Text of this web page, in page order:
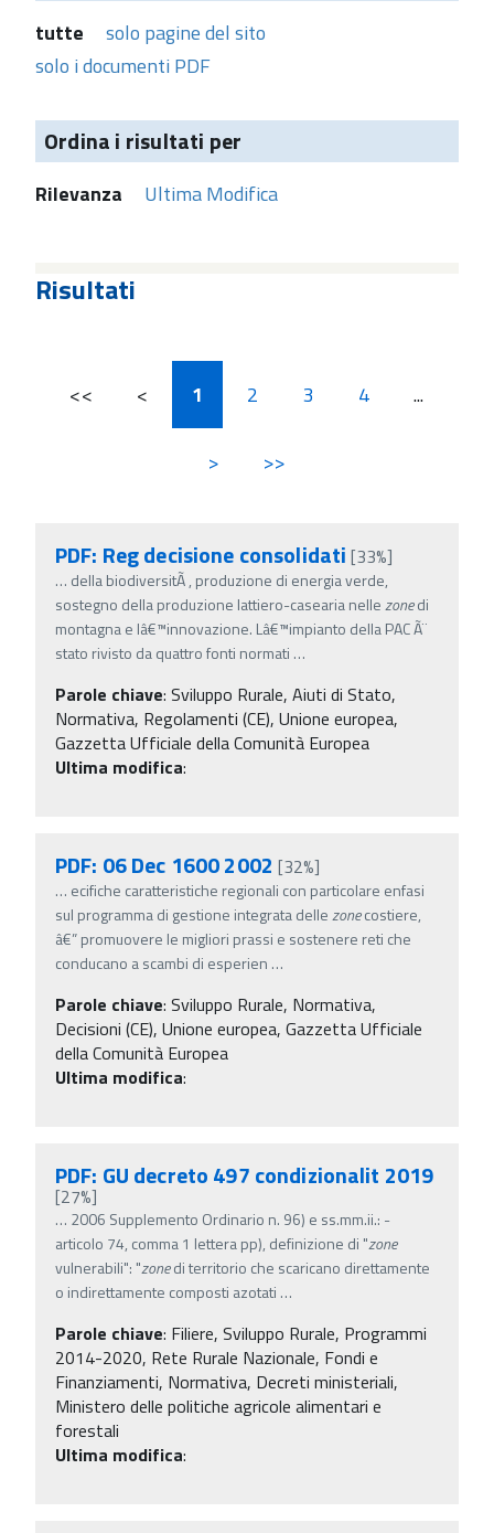
tutte
solo pagine del sito
solo i documenti PDF
Ordina i risultati per
Rilevanza Ultima Modifica
Risultati
<< < 1 2 3 4 ...
> >>
PDF: Reg decisione consolidati [33%]
… della biodiversitÃ , produzione di energia verde,
sostegno della produzione lattiero-casearia nellezonedi
montagna e lâ€™innovazione. Lâ€™impianto della PAC Ã¨
stato rivisto da quattro fonti normati …
Parole chiave: Sviluppo Rurale, Aiuti di Stato,
Normativa, Regolamenti (CE), Unione europea,
Gazzetta Ufficiale della Comunità Europea
Ultima modifica:
PDF: 06 Dec 1600 2002 [32%]
… ecifiche caratteristiche regionali con particolare enfasi
sul programma di gestione integrata dellezonecostiere,
â€” promuovere le migliori prassi e sostenere reti che
conducano a scambi di esperien …
Parole chiave: Sviluppo Rurale, Normativa,
Decisioni (CE), Unione europea, Gazzetta Ufficiale
della Comunità Europea
Ultima modifica:
PDF: GU decreto 497 condizionalit 2019
[27%]
… 2006 Supplemento Ordinario n. 96) e ss.mm.ii.: -
articolo 74, comma 1 lettera pp), definizione di "zone
vulnerabili": "zonedi territorio che scaricano direttamente
o indirettamente composti azotati …
Parole chiave: Filiere, Sviluppo Rurale, Programmi
2014-2020, Rete Rurale Nazionale, Fondi e
Finanziamenti, Normativa, Decreti ministeriali,
Ministero delle politiche agricole alimentari e
forestali
Ultima modifica: